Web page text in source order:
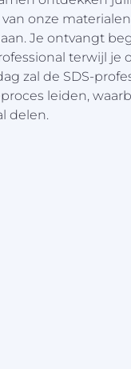
onze
Je ontvangt
terwijl je
zal de SDS-
leiden,
delen.